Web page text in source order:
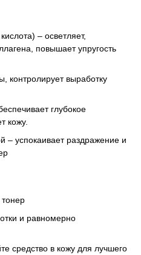
– осветляет,
повышает упругость
контролирует выработку
глубокое
кожу.
– успокаивает раздражение и
и равномерно
средство в кожу для лучшего